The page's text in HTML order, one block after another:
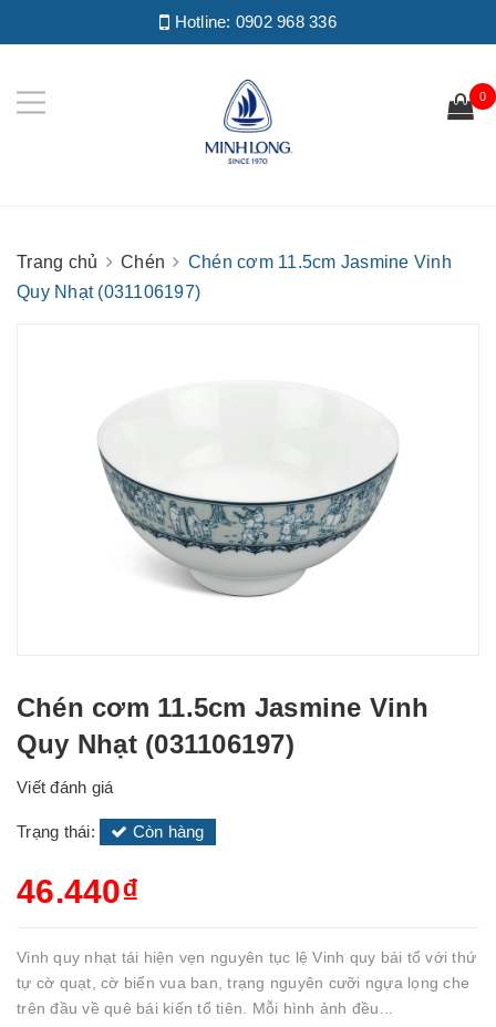
Hotline: 0902 968 336
0
Trang chủ Chén
Chén cơm 11.5cm Jasmine Vinh
Quy Nhạt (031106197)
Chén cơm 11.5cm Jasmine Vinh
Quy Nhạt (031106197)
Viết đánh giá
Trạng thái: Còn hàng
46.440₫
Vinh quy nhạt tái hiện vẹn nguyên tục lệ Vinh quy bái tổ với thứ
tự cờ quạt, cờ biển vua ban, trạng nguyên cưỡi ngựa lọng che
trên đầu về quê bái kiến tổ tiên. Mỗi hình ảnh đều...